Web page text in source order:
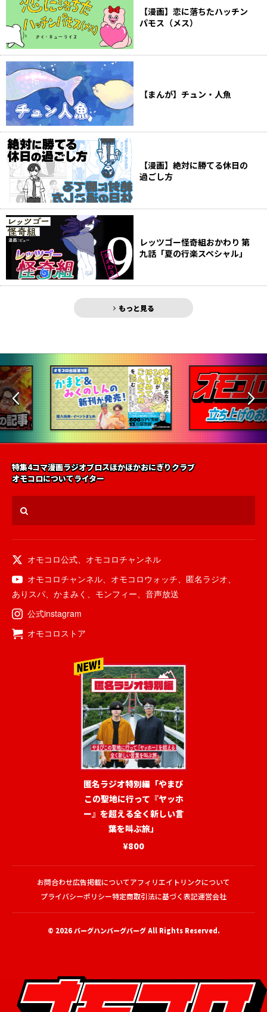
【漫画】恋に落ちたハッチン
パモス（メス）
【まんが】チュン・人魚
【漫画】絶対に勝てる休日の
過ごし方
レッツゴー怪奇組おかわり 第
九話「夏の行楽スペシャル」
もっと見る
特集4コマ漫画ラジオブロスほかほかおにぎりクラブ
オモコロについてライター
オモコロ公式、 オモコロチャンネル
オモコロチャンネル、 オモコロウォッチ、 匿名ラジオ、
ありスパ、 かまみく 、 モンフィー、 音声放送
公式instagram
オモコロストア
匿名ラジオ特別編「やまび
この聖地に行って『ヤッホ
ー』を超える全く新しい言
葉を叫ぶ旅」
¥800
お問合わせ広告掲載についてアフィリエイトリンクについて
プライバシーポリシー特定商取引法に基づく表記運営会社
© 2026バーグハンバーグバーグAll Rights Reserved.